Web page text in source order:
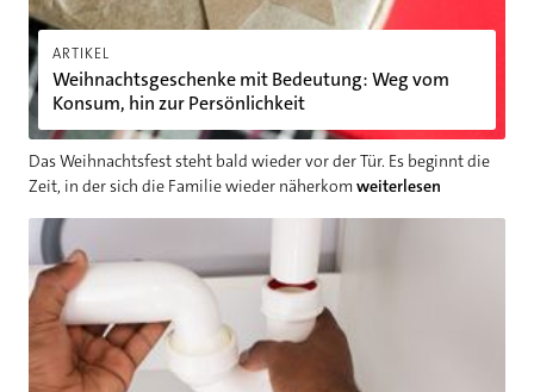
ARTIKEL
Weihnachtsgeschenke mit Bedeutung: Weg vom
Konsum, hin zur Persönlichkeit
Das Weihnachtsfest steht bald wieder vor der Tür. Es beginnt die
Zeit, in der sich die Familie wieder näherkom weiterlesen
Rohrreinigung Kosten: Was kostet eine professionelle